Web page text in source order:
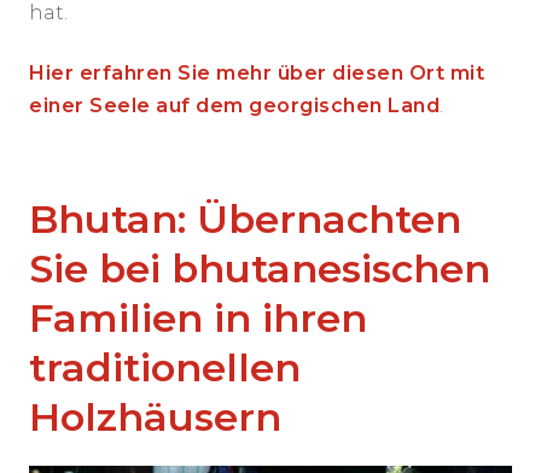
hat.
Hier erfahren Sie mehr über diesen Ort mit
einer Seele auf dem georgischen Land .
Bhutan: Übernachten
Sie bei bhutanesischen
Familien in ihren
traditionellen
Holzhäusern